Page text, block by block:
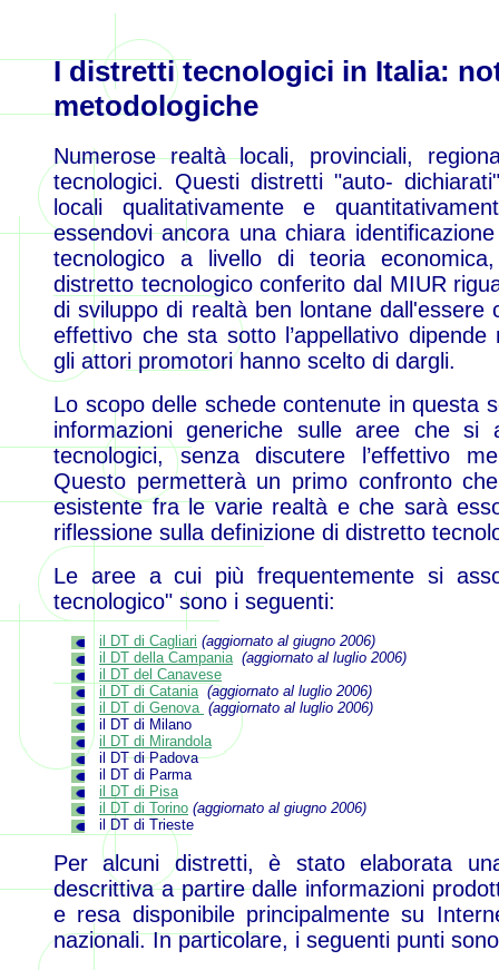
I distretti tecnologici in Italia:
metodologiche
Numerose realtà locali, provinciali,
tecnologici. Questi distretti "auto-
locali qualitativamente e
essendovi ancora una chiara
tecnologico a livello di teoria
distretto tecnologico conferito dal MIUR
di sviluppo di realtà ben lontane
effettivo che sta sotto l’appellativo
gli attori promotori hanno scelto di dargli.
Lo scopo delle schede contenute in questa
informazioni generiche sulle aree che si
tecnologici, senza discutere l’effettivo
Questo permetterà un primo confronto
esistente fra le varie realtà e che sarà
riflessione sulla definizione di distretto
Le aree a cui più frequentemente si
tecnologico" sono i seguenti:
il DT di Cagliari (aggiornato al giugno 2006)
il DT della Campania (aggiornato al luglio 2006)
il DT del Canavese
il DT di Catania (aggiornato al luglio 2006)
il DT di Genova (aggiornato al luglio 2006)
il DT di Milano
il DT di Mirandola
il DT di Padova
il DT di Parma
il DT di Pisa
il DT di Torino (aggiornato al giugno 2006)
il DT di Trieste
Per alcuni distretti, è stato elaborata
descrittiva a partire dalle informazioni
e resa disponibile principalmente su
nazionali. In particolare, i seguenti punti